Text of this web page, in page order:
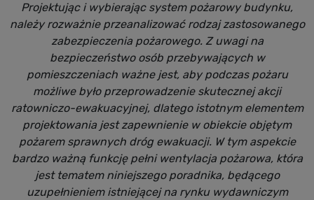
Projektując i wybierając system pożarowy budynku,
należy rozważnie przeanalizować rodzaj zastosowanego
zabezpieczenia pożarowego. Z uwagi na
bezpieczeństwo osób przebywających w
pomieszczeniach ważne jest, aby podczas pożaru
możliwe było przeprowadzenie skutecznej akcji
ratowniczo-ewakuacyjnej, dlatego istotnym elementem
projektowania jest zapewnienie w obiekcie objętym
pożarem sprawnych dróg ewakuacji. W tym aspekcie
bardzo ważną funkcję pełni wentylacja pożarowa, która
jest tematem niniejszego poradnika, będącego
uzupełnieniem istniejącej na rynku wydawniczym